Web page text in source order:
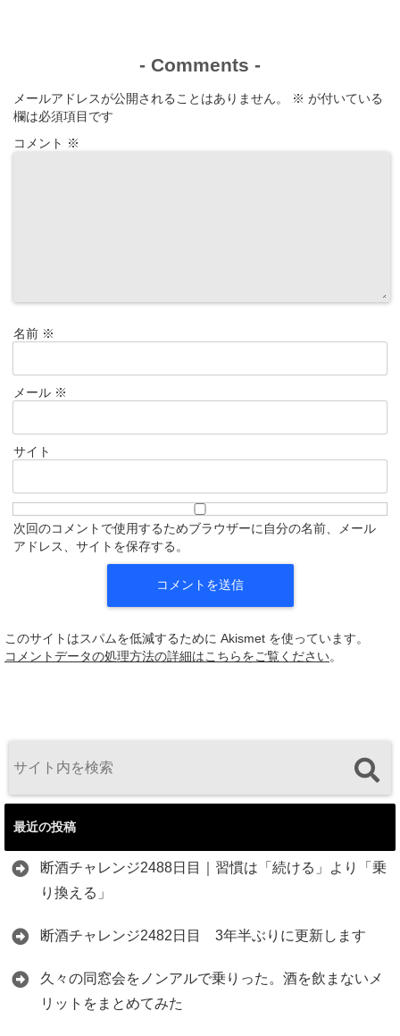
- Comments -
メールアドレスが公開されることはありません。 ※ が付いている
欄は必須項目です
コメント ※
名前 ※
メール ※
サイト
次回のコメントで使用するためブラウザーに自分の名前、メール
アドレス、サイトを保存する。
このサイトはスパムを低減するために Akismet を使っています。
コメントデータの処理方法の詳細はこちらをご覧ください。
最近の投稿
断酒チャレンジ2488日目｜習慣は「続ける」より「乗
り換える」
断酒チャレンジ2482日目 3年半ぶりに更新します
久々の同窓会をノンアルで乗りった。酒を飲まないメ
リットをまとめてみた